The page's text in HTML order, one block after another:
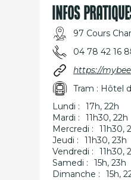
INFOS
97 Cours
04 78 42 16
https://
Tram : Hôtel
Lundi :
17h, 22h
Mardi :
11h30, 22h
Mercredi :
11h30,
Jeudi :
11h30, 23h
Vendredi :
11h30,
Samedi :
15h, 23h
Dimanche :
15h,